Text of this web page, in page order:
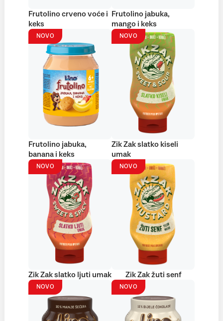
Frutolino crveno voće i
keks
Frutolino jabuka,
mango i keks
NOVO
Frutolino jabuka,
banana i keks
NOVO
Zik Zak slatko kiseli
umak
NOVO
Zik Zak slatko ljuti umak
NOVO
Zik Zak žuti senf
NOVO NOVO